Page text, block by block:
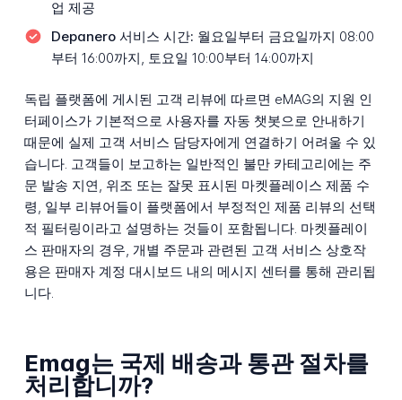
업 제공
Depanero 서비스 시간: 월요일부터 금요일까지 08:00
부터 16:00까지, 토요일 10:00부터 14:00까지
독립 플랫폼에 게시된 고객 리뷰에 따르면 eMAG의 지원 인
터페이스가 기본적으로 사용자를 자동 챗봇으로 안내하기
때문에 실제 고객 서비스 담당자에게 연결하기 어려울 수 있
습니다. 고객들이 보고하는 일반적인 불만 카테고리에는 주
문 발송 지연, 위조 또는 잘못 표시된 마켓플레이스 제품 수
령, 일부 리뷰어들이 플랫폼에서 부정적인 제품 리뷰의 선택
적 필터링이라고 설명하는 것들이 포함됩니다. 마켓플레이
스 판매자의 경우, 개별 주문과 관련된 고객 서비스 상호작
용은 판매자 계정 대시보드 내의 메시지 센터를 통해 관리됩
니다.
Emag는 국제 배송과 통관 절차를
처리합니까?